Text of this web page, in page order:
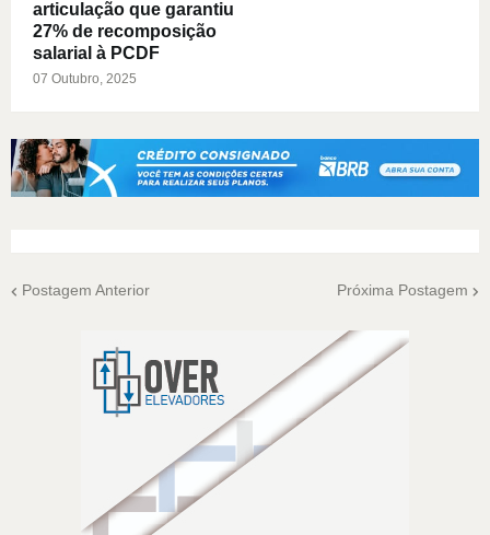
articulação que garantiu
27% de recomposição
salarial à PCDF
07 Outubro, 2025
Postagem Anterior Próxima Postagem